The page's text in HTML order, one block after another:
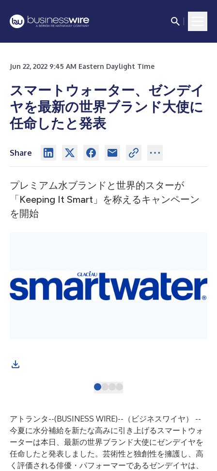
Jun 22, 2022 9:45 AM Eastern Daylight Time
スマートウォーター、ゼンデイ
ヤを最新の世界ブランド大使に
任命したと発表
Share
プレミアム水ブランドと世界的スターが
「Keeping It Smart」を称えるキャンペーン
を開始
アトランタ--(BUSINESS WIRE)-- （ビジネスワイヤ） --
今夏に水分補給を新たな高みに引き上げるスマートウォ
ーターは本日、最新の世界ブランド大使にゼンデイヤを
任命したと発表しました。芸術性と独創性を擁護し、高
く評価される俳優・パフォーマーであるゼンデイヤは、